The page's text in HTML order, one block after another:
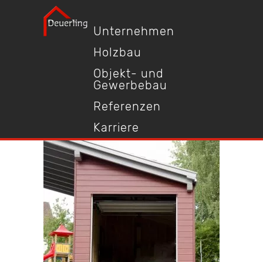
Unternehmen
Holzbau
Objekt- und
Gewerbebau
Referenzen
Karriere